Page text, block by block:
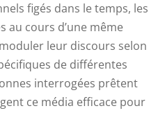
figés dans le temps, les
cours d’une même
leur discours selon
de différentes
interrogées prêtent
ce média efficace pour